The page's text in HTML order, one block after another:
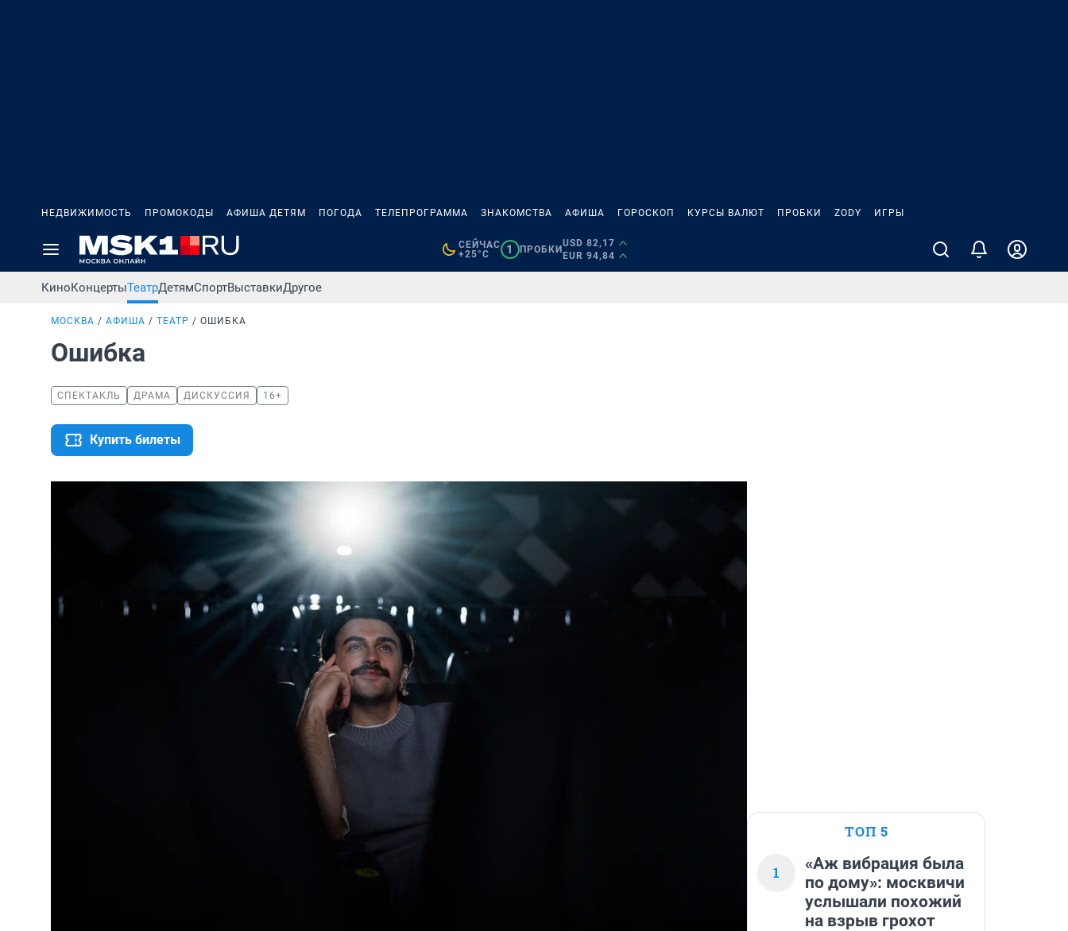
НЕДВИЖИМОСТЬ ПРОМОКОДЫ АФИША ДЕТЯМ ПОГОДА ТЕЛЕПРОГРАММА ЗНАКОМСТВА АФИША ГОРОСКОП КУРСЫ ВАЛЮТ ПРОБКИ ZODY ИГРЫ
СЕЙЧАС
+25°C
1 ПРОБКИ
USD 82,17
EUR 94,84
КиноКонцертыТеатрДетямСпортВыставкиДругое
МОСКВА АФИША ТЕАТР ОШИБКА
Ошибка
СПЕКТАКЛЬ ДРАМА ДИСКУССИЯ 16+
Купить билеты
ТОП 5
1
«Аж вибрация была
по дому»: москвичи
услышали похожий
на взрыв грохот